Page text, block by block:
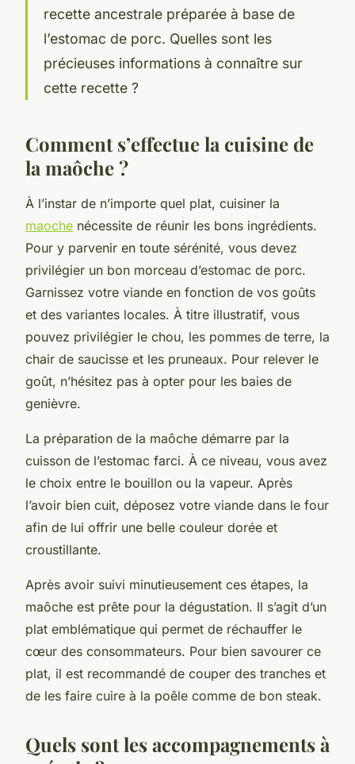
recette ancestrale préparée à base de
l’estomac de porc. Quelles sont les
précieuses informations à connaître sur
cette recette ?
Comment s’effectue la cuisine de
la maôche ?
À l’instar de n’importe quel plat, cuisiner la
maoche nécessite de réunir les bons ingrédients.
Pour y parvenir en toute sérénité, vous devez
privilégier un bon morceau d’estomac de porc.
Garnissez votre viande en fonction de vos goûts
et des variantes locales. À titre illustratif, vous
pouvez privilégier le chou, les pommes de terre, la
chair de saucisse et les pruneaux. Pour relever le
goût, n’hésitez pas à opter pour les baies de
genièvre.
La préparation de la maôche démarre par la
cuisson de l’estomac farci. À ce niveau, vous avez
le choix entre le bouillon ou la vapeur. Après
l’avoir bien cuit, déposez votre viande dans le four
afin de lui offrir une belle couleur dorée et
croustillante.
Après avoir suivi minutieusement ces étapes, la
maôche est prête pour la dégustation. Il s’agit d’un
plat emblématique qui permet de réchauffer le
cœur des consommateurs. Pour bien savourer ce
plat, il est recommandé de couper des tranches et
de les faire cuire à la poêle comme de bon steak.
Quels sont les accompagnements à